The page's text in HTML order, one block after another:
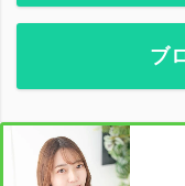
ブ